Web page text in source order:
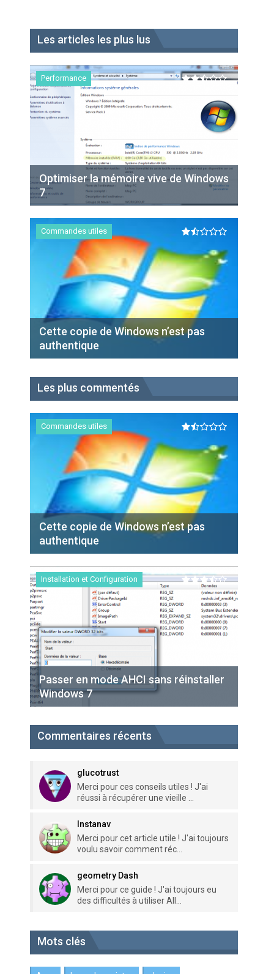
Les articles les plus lus
Performance
Optimiser la mémoire vive de Windows
7
Commandes utiles
Cette copie de Windows n’est pas
authentique
Les plus commentés
Commandes utiles
Cette copie de Windows n’est pas
authentique
Installation et Configuration
Passer en mode AHCI sans réinstaller
Windows 7
Commentaires récents
glucotrust
Merci pour ces conseils utiles ! J'ai
réussi à récupérer une vieille ...
Instanav
Merci pour cet article utile ! J'ai toujours
voulu savoir comment réc...
geometry Dash
Merci pour ce guide ! J'ai toujours eu
des difficultés à utiliser All...
Mots clés